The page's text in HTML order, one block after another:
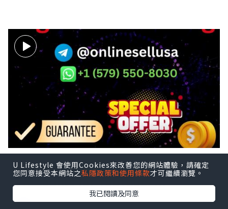
14 Best Websites to Buy Old Gmai
l Accounts for YouTube. ...
trdgfdg 11小時前
U Lifestyle 會使用Cookies來改善您的網站體驗，請確定
您同意接受本網站之私隱政策和使用條款才可繼續瀏覽。
我已閱讀及同意